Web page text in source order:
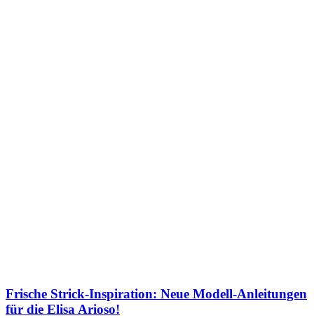
Frische Strick-Inspiration: Neue Modell-Anleitungen
für die Elisa Arioso!